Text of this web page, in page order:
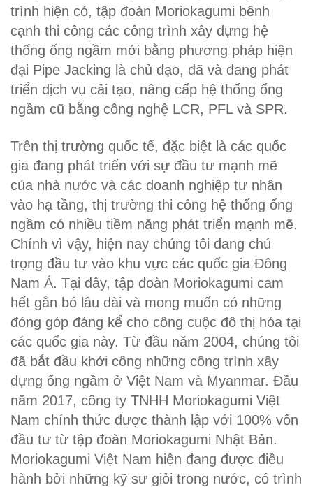
trình hiện có, tập đoàn Moriokagumi bênh
cạnh thi công các công trình xây dựng hệ
thống ống ngầm mới bằng phương pháp hiện
đại Pipe Jacking là chủ đạo, đã và đang phát
triển dịch vụ cải tạo, nâng cấp hệ thống ống
ngầm cũ bằng công nghệ LCR, PFL và SPR.
Trên thị trường quốc tế, đặc biệt là các quốc
gia đang phát triển với sự đầu tư mạnh mẽ
của nhà nước và các doanh nghiệp tư nhân
vào hạ tầng, thị trường thi công hệ thống ống
ngầm có nhiều tiềm năng phát triển mạnh mẽ.
Chính vì vậy, hiện nay chúng tôi đang chú
trọng đầu tư vào khu vực các quốc gia Đông
Nam Á. Tại đây, tập đoàn Moriokagumi cam
hết gắn bó lâu dài và mong muốn có những
đóng góp đáng kể cho công cuộc đô thị hóa tại
các quốc gia này. Từ đầu năm 2004, chúng tôi
đã bắt đầu khởi công những công trình xây
dựng ống ngầm ở Việt Nam và Myanmar. Đầu
năm 2017, công ty TNHH Moriokagumi Việt
Nam chính thức được thành lập với 100% vốn
đầu tư từ tập đoàn Moriokagumi Nhật Bản.
Moriokagumi Việt Nam hiện đang được điều
hành bởi những kỹ sư giỏi trong nước, có trình